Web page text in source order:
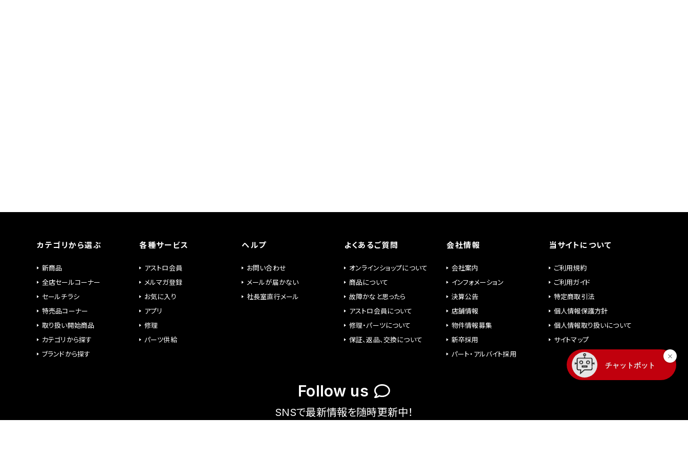
カテゴリから選ぶ
新商品
全店セールコーナー
セールチラシ
特売品コーナー
取り扱い開始商品
カテゴリから探す
ブランドから探す
各種サービス
アストロ会員
メルマガ登録
お気に入り
アプリ
修理
パーツ供給
ヘルプ
お問い合わせ
メールが届かない
社長室直行メール
よくあるご質問
オンラインショップについて
商品について
故障かなと思ったら
アストロ会員について
修理・パーツについて
保証、返品、交換について
会社情報
会社案内
インフォメーション
決算公告
店舗情報
物件情報募集
新卒採用
パート・アルバイト採用
当サイトについて
ご利用規約
ご利用ガイド
特定商取引法
個人情報保護方針
個人情報取り扱いについて
サイトマップ
Follow us
SNSで最新情報を随時更新中！